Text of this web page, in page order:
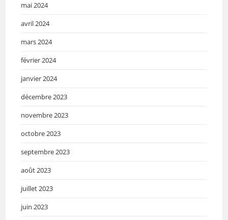
mai 2024
avril 2024
mars 2024
février 2024
janvier 2024
décembre 2023
novembre 2023
octobre 2023
septembre 2023
août 2023
juillet 2023
juin 2023